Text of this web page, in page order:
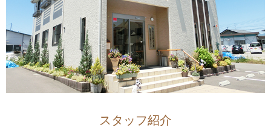
スタッフ紹介